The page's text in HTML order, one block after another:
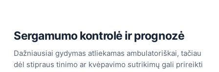
Sergamumo kontrolė ir prognozė
Dažniausiai gydymas atliekamas ambulatoriškai, tačiau
dėl stipraus tinimo ar kvėpavimo sutrikimų gali prireikti